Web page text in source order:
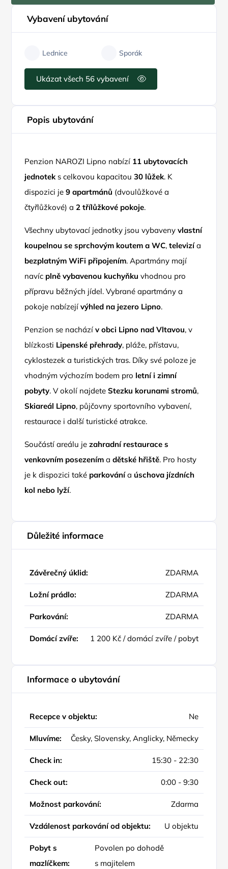
Vybavení ubytování
Lednice Sporák
Ukázat všech 56 vybavení
Popis ubytování
Penzion NAROZI Lipno nabízí 11 ubytovacích
jednoteks celkovou kapacitou30 lůžek. K
dispozici je9 apartmánů (dvoulůžkové a
čtyřlůžkové) a2 třílůžkové pokoje.
Všechny ubytovací jednotky jsou vybavenyvlastní
koupelnou se sprchovým koutem a WC,televizía
bezplatným WiFi připojením. Apartmány mají
navíc plně vybavenou kuchyňku vhodnou pro
přípravu běžných jídel. Vybrané apartmány a
pokoje nabízejívýhled na jezero Lipno.
Penzion se nacházív obci Lipno nad Vltavou, v
blízkosti Lipenské přehrady, pláže, přístavu,
cyklostezek a turistických tras. Díky své poloze je
vhodným výchozím bodem pro letní i zimní
pobyty. V okolí najdeteStezku korunami stromů,
Skiareál Lipno, půjčovny sportovního vybavení,
restaurace i další turistické atrakce.
Součástí areálu jezahradní restaurace s
venkovním posezením adětské hřiště. Pro hosty
je k dispozici také parkovánía úschova jízdních
kol nebo lyží.
Důležité informace
Závěrečný úklid: ZDARMA
Ložní prádlo: ZDARMA
Parkování: ZDARMA
Domácí zvíře: 1 200 Kč / domácí zvíře / pobyt
Informace o ubytování
Recepce v objektu: Ne
Mluvíme: Česky, Slovensky, Anglicky, Německy
Check in: 15:30 - 22:30
Check out: 0:00 - 9:30
Možnost parkování: Zdarma
Vzdálenost parkování od objektu: U objektu
Pobyt s
mazlíčkem:
Povolen po dohodě
s majitelem